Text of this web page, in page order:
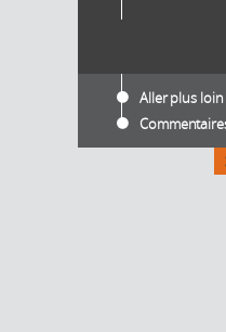
Aller plus loin